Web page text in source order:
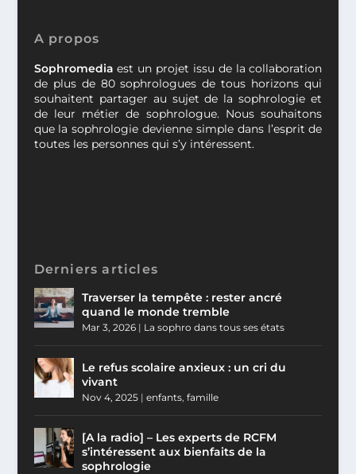
A propos
Sophromedia est un projet issu de la collaboration
de plus de 80 sophrologues de tous horizons qui
souhaitent partager au sujet de la sophrologie et
de leur métier de sophrologue. Nous souhaitons
que la sophrologie devienne simple dans l’esprit de
toutes les personnes qui s’y intéressent.
Derniers articles
Traverser la tempête : rester ancré
quand le monde tremble
Mar 3, 2026| La sophro dans tous ses états
Le refus scolaire anxieux : un cri du
vivant
Nov 4, 2025| enfants, famille
[A la radio] – Les experts de RCFM
s’intéressent aux bienfaits de la
sophrologie